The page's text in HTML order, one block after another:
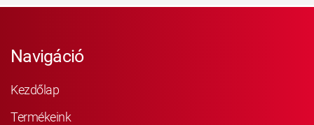
Navigáció
Kezdőlap
Termékeink